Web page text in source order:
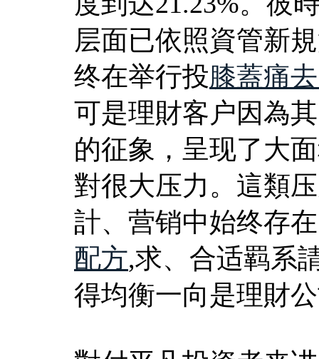
层面已依照資管新
终在举行投膝蓋痛
可是理財客户因為
的征象，呈现了大
對很大压力。這類
計、营销中始终存
配方,求、合适羁系
得均衡一向是理財